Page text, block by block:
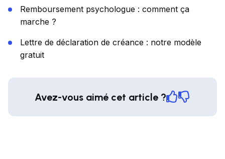
Remboursement psychologue : comment ça
marche ?
Lettre de déclaration de créance : notre modèle
gratuit
Avez-vous aimé cet article ?